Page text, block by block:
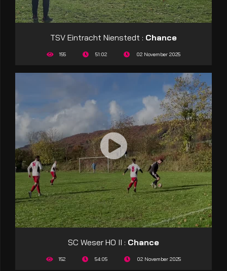
TSV Eintracht Nienstedt : Chance
155 51:02 02 November 2025
SC Weser HO II : Chance
152 54:05 02 November 2025